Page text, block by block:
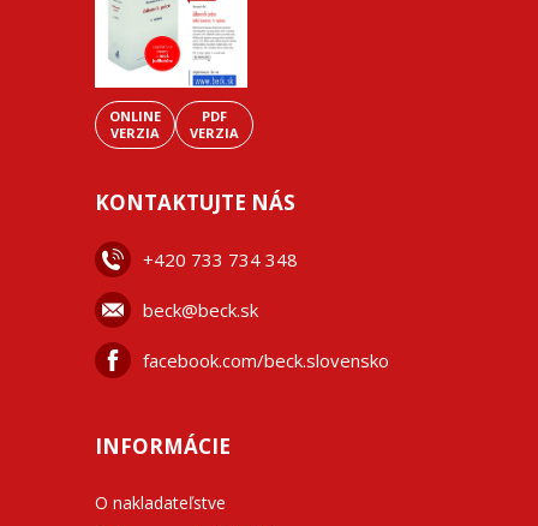
ONLINE
VERZIA
PDF
VERZIA
KONTAKTUJTE NÁS
+420 733 734 348
beck@beck.sk
facebook.com/beck.slovensko
INFORMÁCIE
O nakladateľstve